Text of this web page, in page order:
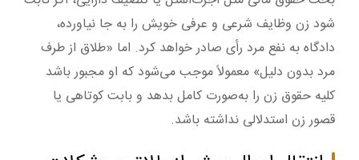
شود زن وظایف شرعی و عرفی خویش را به جا نیاورده،
دادگاه به نفع مرد رأی صادر خواهد کرد. اما «طلاق از طرف
مرد بدون دلیل» معمولاً موجب می‌شود که او مجبور باشد
کلیه حقوق زن را به‌صورت کامل بدهد و بابت کوتاهی یا
قصور زن استدلالی نداشته باشد.